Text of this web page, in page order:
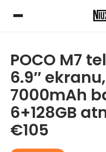
POCO M7
6.9″
7000mAh
6+128GB
€105